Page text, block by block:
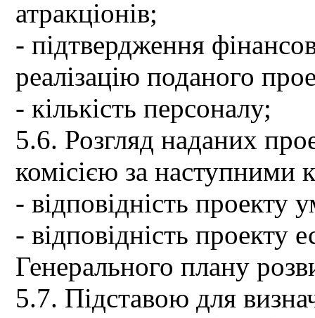
атракціонів;
- підтвердження
реалізацію поданого
- кількість персоналу;
5.6. Розгляд наданих
комісією за наступними
- відповідність
- відповідність проекту
Генерального плану
5.7. Підставою для